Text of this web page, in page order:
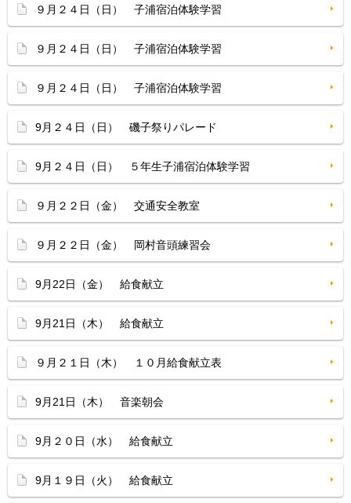
９月２４日（日） 子浦宿泊体験学習
９月２４日（日） 子浦宿泊体験学習
９月２４日（日） 子浦宿泊体験学習
9月２４日（日） 磯子祭りパレード
9月２４日（日） ５年生子浦宿泊体験学習
９月２２日（金） 交通安全教室
９月２２日（金） 岡村音頭練習会
9月22日（金） 給食献立
9月21日（木） 給食献立
９月２１日（木） １０月給食献立表
9月21日（木） 音楽朝会
9月２０日（水） 給食献立
9月１９日（火） 給食献立